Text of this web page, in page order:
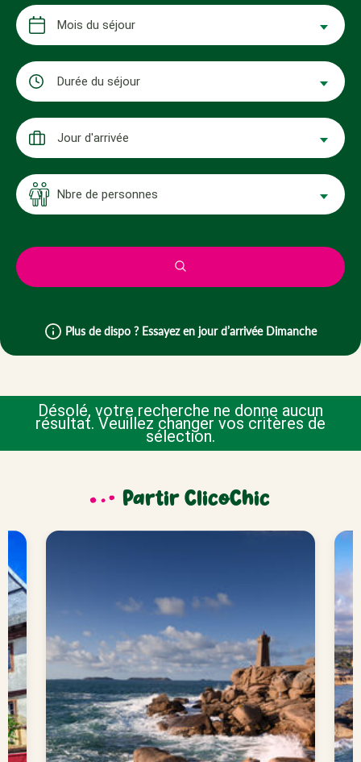
Mois du séjour
Durée du séjour
Jour d'arrivée
Nbre de personnes
Plus de dispo ? Essayez en jour d’arrivée Dimanche
Désolé, votre recherche ne donne aucun
résultat. Veuillez changer vos critères de
sélection.
Partir ClicoChic